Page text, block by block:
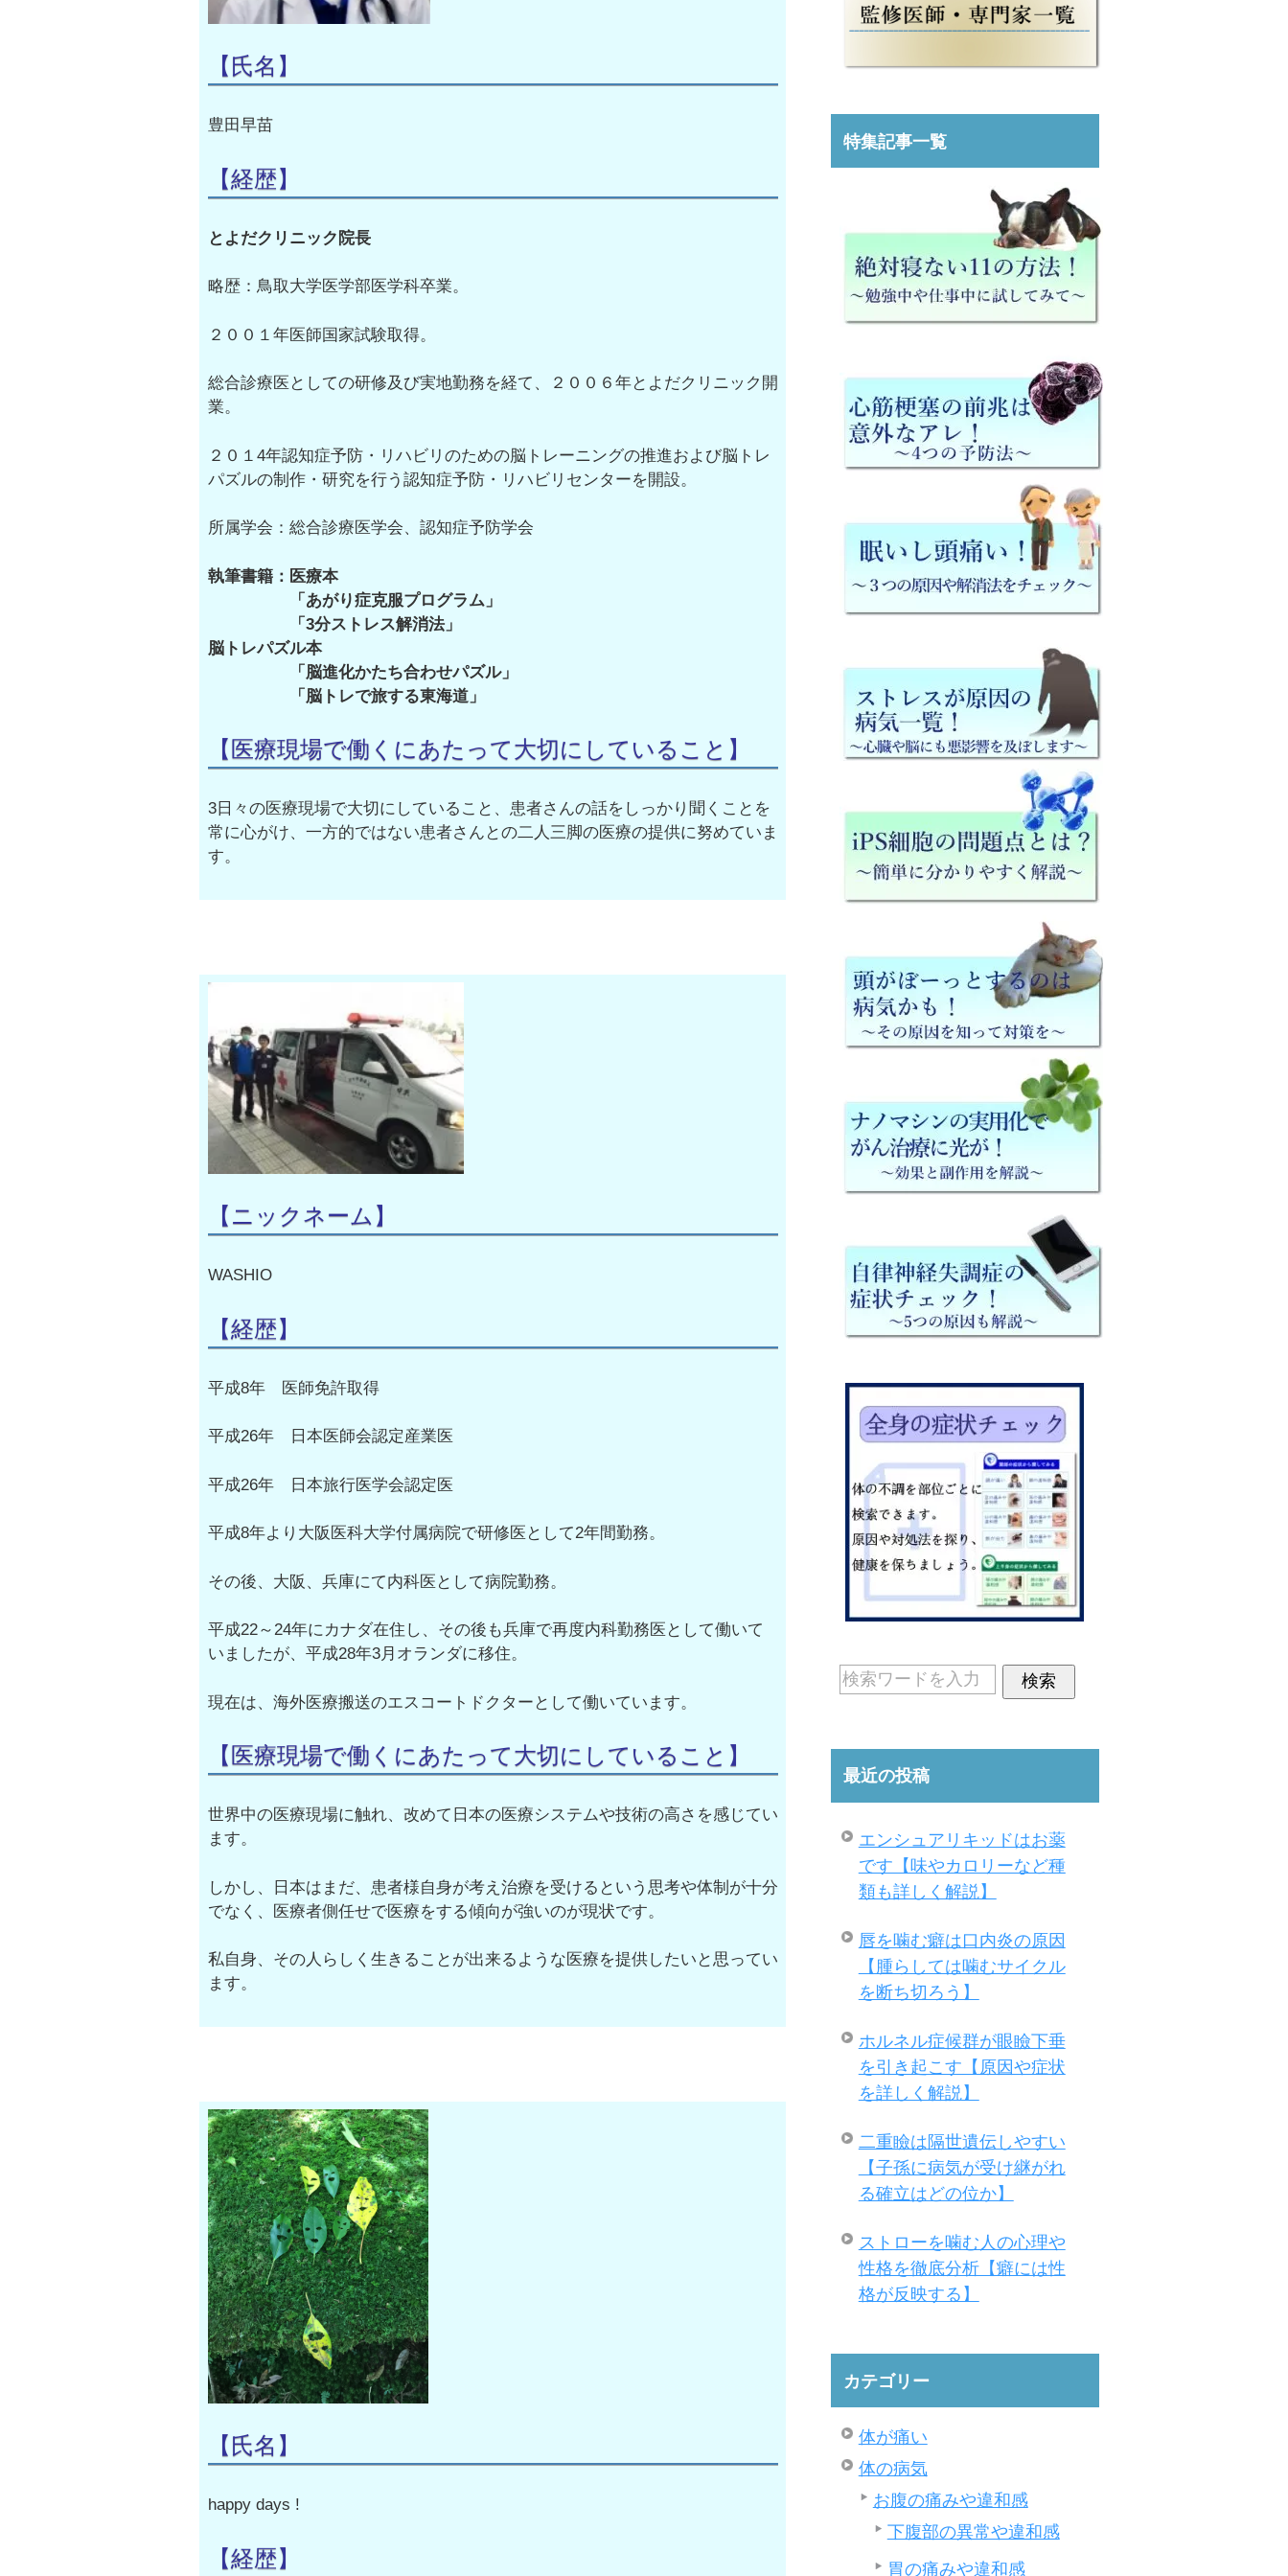
【氏名】
豊田早苗
【経歴】
とよだクリニック院長
略歴：鳥取大学医学部医学科卒業。
２００１年医師国家試験取得。
総合診療医としての研修及び実地勤務を経て、２００６年とよだクリニック開
業。
２０１4年認知症予防・リハビリのための脳トレーニングの推進および脳トレ
パズルの制作・研究を行う認知症予防・リハビリセンターを開設。
所属学会：総合診療医学会、認知症予防学会
執筆書籍：医療本
「あがり症克服プログラム」
「3分ストレス解消法」
脳トレパズル本
「脳進化かたち合わせパズル」
「脳トレで旅する東海道」
【医療現場で働くにあたって大切にしていること】
3日々の医療現場で大切にしていること、患者さんの話をしっかり聞くことを
常に心がけ、一方的ではない患者さんとの二人三脚の医療の提供に努めていま
す。
【ニックネーム】
WASHIO
【経歴】
平成8年 医師免許取得
平成26年 日本医師会認定産業医
平成26年 日本旅行医学会認定医
平成8年より大阪医科大学付属病院で研修医として2年間勤務。
その後、大阪、兵庫にて内科医として病院勤務。
平成22～24年にカナダ在住し、その後も兵庫で再度内科勤務医として働いて
いましたが、平成28年3月オランダに移住。
現在は、海外医療搬送のエスコートドクターとして働いています。
【医療現場で働くにあたって大切にしていること】
世界中の医療現場に触れ、改めて日本の医療システムや技術の高さを感じてい
ます。
しかし、日本はまだ、患者様自身が考え治療を受けるという思考や体制が十分
でなく、医療者側任せで医療をする傾向が強いのが現状です。
私自身、その人らしく生きることが出来るような医療を提供したいと思ってい
ます。
【氏名】
happy days !
【経歴】
特集記事一覧
最近の投稿
エンシュアリキッドはお薬
です【味やカロリーなど種
類も詳しく解説】
唇を噛む癖は口内炎の原因
【腫らしては噛むサイクル
を断ち切ろう】
ホルネル症候群が眼瞼下垂
を引き起こす【原因や症状
を詳しく解説】
二重瞼は隔世遺伝しやすい
【子孫に病気が受け継がれ
る確立はどの位か】
ストローを噛む人の心理や
性格を徹底分析【癖には性
格が反映する】
カテゴリー
体が痛い
体の病気
お腹の痛みや違和感
下腹部の異常や違和感
胃の痛みや違和感